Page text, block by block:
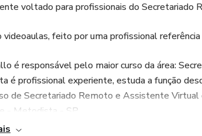
voltado para profissionais do Secretariado
feito por uma profissional
é responsável pelo maior curso da área:
é profissional experiente, estuda a função
de Secretariado Remoto e Assistente Virtual
- Metodista - SP.